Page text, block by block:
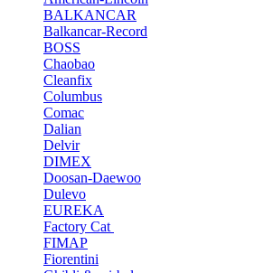
BALKANCAR
Balkancar-Record
BOSS
Chaobao
Cleanfix
Columbus
Comac
Dalian
Delvir
DIMEX
Doosan-Daewoo
Dulevo
EUREKA
Factory Cat
FIMAP
Fiorentini